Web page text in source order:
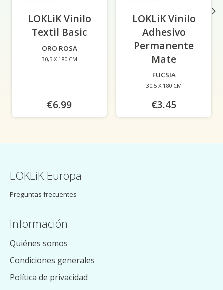
LOKLiK Vinilo
Textil Basic
ORO ROSA
30,5 X 180 CM
€6.99
LOKLiK Vinilo
Adhesivo
Permanente
Mate
FUCSIA
30,5 X 180 CM
€3.45
LOKLiK Europa
Preguntas frecuentes
Información
Quiénes somos
Condiciones generales
Política de privacidad